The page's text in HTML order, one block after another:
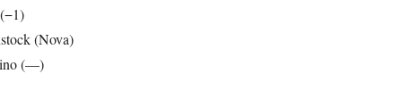
(Nova)
(—)